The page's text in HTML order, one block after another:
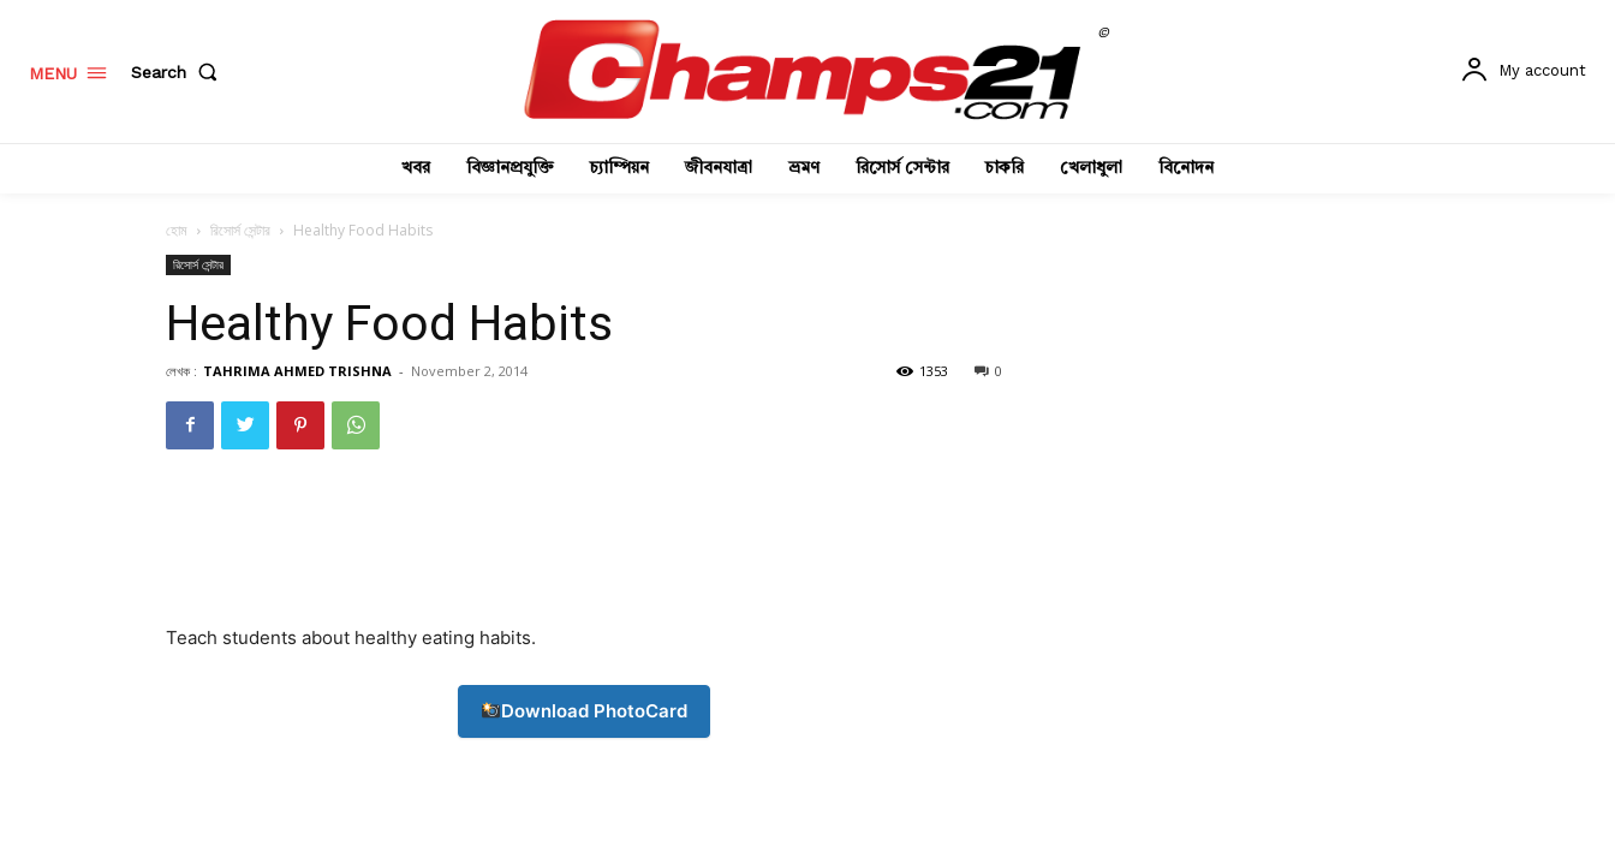
MENU Search
©
My account
খবর বিজ্ঞানপ্রযুক্তি চ্যাম্পিয়ন জীবনযাত্রা ভ্রমণ রিসোর্স সেন্টার চাকরি খেলাধুলা বিনোদন
হোম রিসোর্স সেন্টার Healthy Food Habits
রিসোর্স সেন্টার
Healthy Food Habits
লেখক : TAHRIMA AHMED TRISHNA - November 2, 2014 0
1353
Teach students about healthy eating habits.
Download PhotoCard